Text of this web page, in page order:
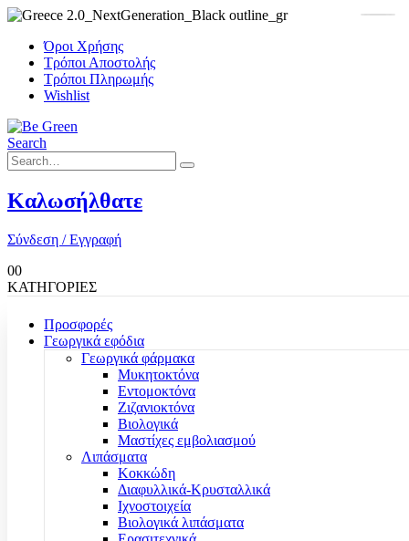
Όροι Χρήσης
Τρόποι Αποστολής
Τρόποι Πληρωμής
Wishlist
Search
Καλωσήλθατε
Σύνδεση / Εγγραφή
00
ΚΑΤΗΓΟΡΙΕΣ
Προσφορές
Γεωργικά εφόδια
Γεωργικά φάρμακα
Μυκητοκτόνα
Εντομοκτόνα
Ζιζανιοκτόνα
Βιολογικά
Μαστίχες εμβολιασμού
Λιπάσματα
Κοκκώδη
Διαφυλλικά-Κρυσταλλικά
Ιχνοστοιχεία
Βιολογικά λιπάσματα